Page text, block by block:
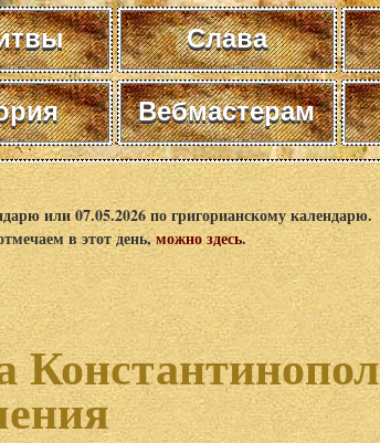
Слава
Вебмастерам
или 07.05.2026 по григорианскому календарю.
в этот день,можно здесь.